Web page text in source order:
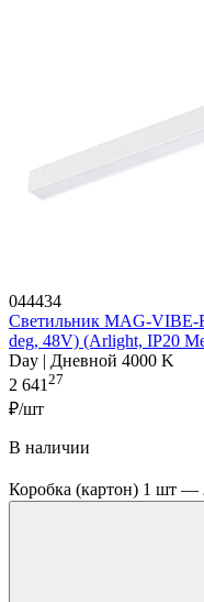
044434
Светильник MAG-VIBE-
deg, 48V) (Arlight, IP20
Day | Дневной 4000 K
2 64127
₽/шт
В наличии
Коробка (картон) 1 шт —